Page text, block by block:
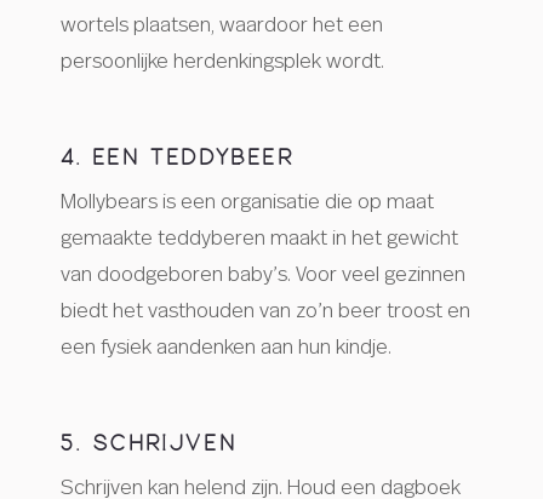
wortels plaatsen, waardoor het een
persoonlijke herdenkingsplek wordt.
4. EEN TEDDYBEER
Mollybears is een organisatie die op maat
gemaakte teddyberen maakt in het gewicht
van doodgeboren baby’s. Voor veel gezinnen
biedt het vasthouden van zo’n beer troost en
een fysiek aandenken aan hun kindje.
5. SCHRIJVEN
Schrijven kan helend zijn. Houd een dagboek